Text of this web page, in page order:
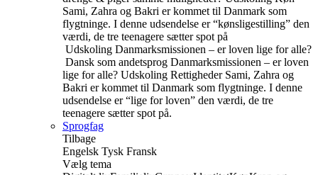
Sami, Zahra og Bakri er kommet til Danmark som
flygtninge. I denne udsendelse er “kønsligestilling” den
værdi, de tre teenagere sætter spot på
Udskoling Danmarksmissionen – er loven lige for alle?
Dansk som andetsprog Danmarksmissionen – er loven
lige for alle? Udskoling Rettigheder Sami, Zahra og
Bakri er kommet til Danmark som flygtninge. I denne
udsendelse er “lige for loven” den værdi, de tre
teenagere sætter spot på.
Sprogfag
Tilbage
Engelsk Tysk Fransk
Vælg tema